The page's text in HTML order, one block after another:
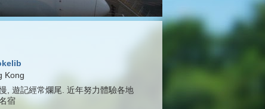
Kong
, 遊記經常爛尾. 近年努力體驗各地
宿